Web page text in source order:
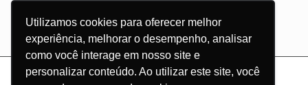
Utilizamos cookies para oferecer melhor
experiência, melhorar o desempenho, analisar
como você interage em nosso site e
personalizar conteúdo. Ao utilizar este site, você
© Copyright 2026 - Grupo Corgraf - Todos os direitos reservados |